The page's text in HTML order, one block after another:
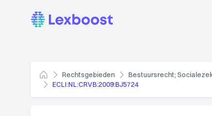
Lexboost
Home
Rechtsgebieden Bestuursrecht;
ECLI:NL:CRVB:2009:BJ5724